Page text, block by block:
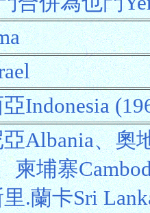
Indonesia
Albania、奧
柬埔寨
.蘭卡Sri